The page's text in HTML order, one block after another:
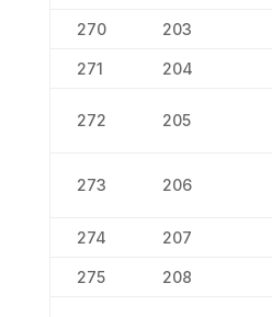
270 203
271 204
272 205
273 206
274 207
275 208